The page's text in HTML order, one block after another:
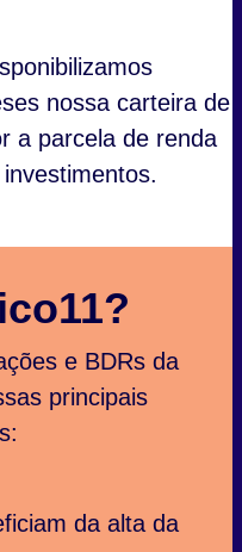
nossa carteira de
a parcela de renda
e BDRs da
principais
da alta da